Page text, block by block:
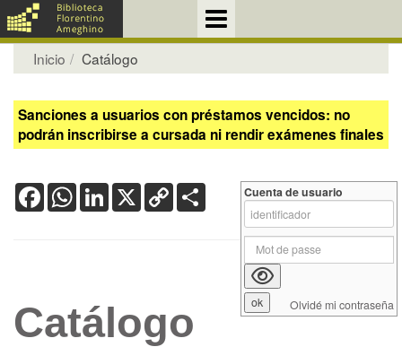
Inicio Catálogo
Sanciones a usuarios con préstamos vencidos: no
podrán inscribirse a cursada ni rendir exámenes finales
FacebookWhatsApp
LinkedIn
X Copy
Link
Catálogo
Cuenta de usuario
Olvidé mi contraseña